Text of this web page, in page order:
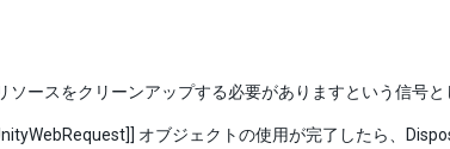
ースをクリーンアップする必要がありますという信号と
オブジェクトの使用が完了したら、